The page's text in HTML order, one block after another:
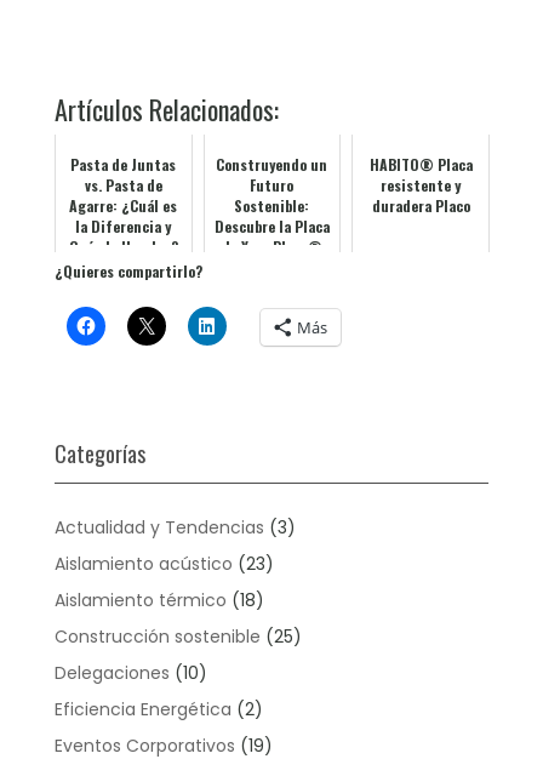
Artículos Relacionados:
Pasta de Juntas
vs. Pasta de
Agarre: ¿Cuál es
la Diferencia y
Cuándo Usarlas?
Construyendo un
Futuro
Sostenible:
Descubre la Placa
de Yeso Placo®
HABITO® Placa
resistente y
duradera Placo
¿Quieres compartirlo?
Más
Categorías
Actualidad y Tendencias (3)
Aislamiento acústico (23)
Aislamiento térmico (18)
Construcción sostenible (25)
Delegaciones (10)
Eficiencia Energética (2)
Eventos Corporativos (19)